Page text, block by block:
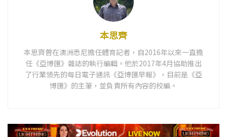
本思齊
本思齊曾在澳洲悉尼擔任體育記者，自2016年以來一直擔
任《亞博匯》雜誌的執行編輯。他於2017年4月協助推出
了行業領先的每日電子通訊《亞博匯早報》，目前是《亞
博匯》的主筆，並負責所有內容的校編。